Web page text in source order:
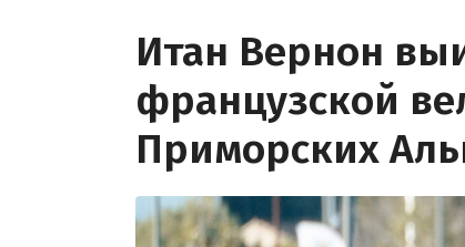
Итан Вернон
французской
Приморских